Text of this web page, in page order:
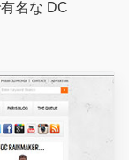
名な DC